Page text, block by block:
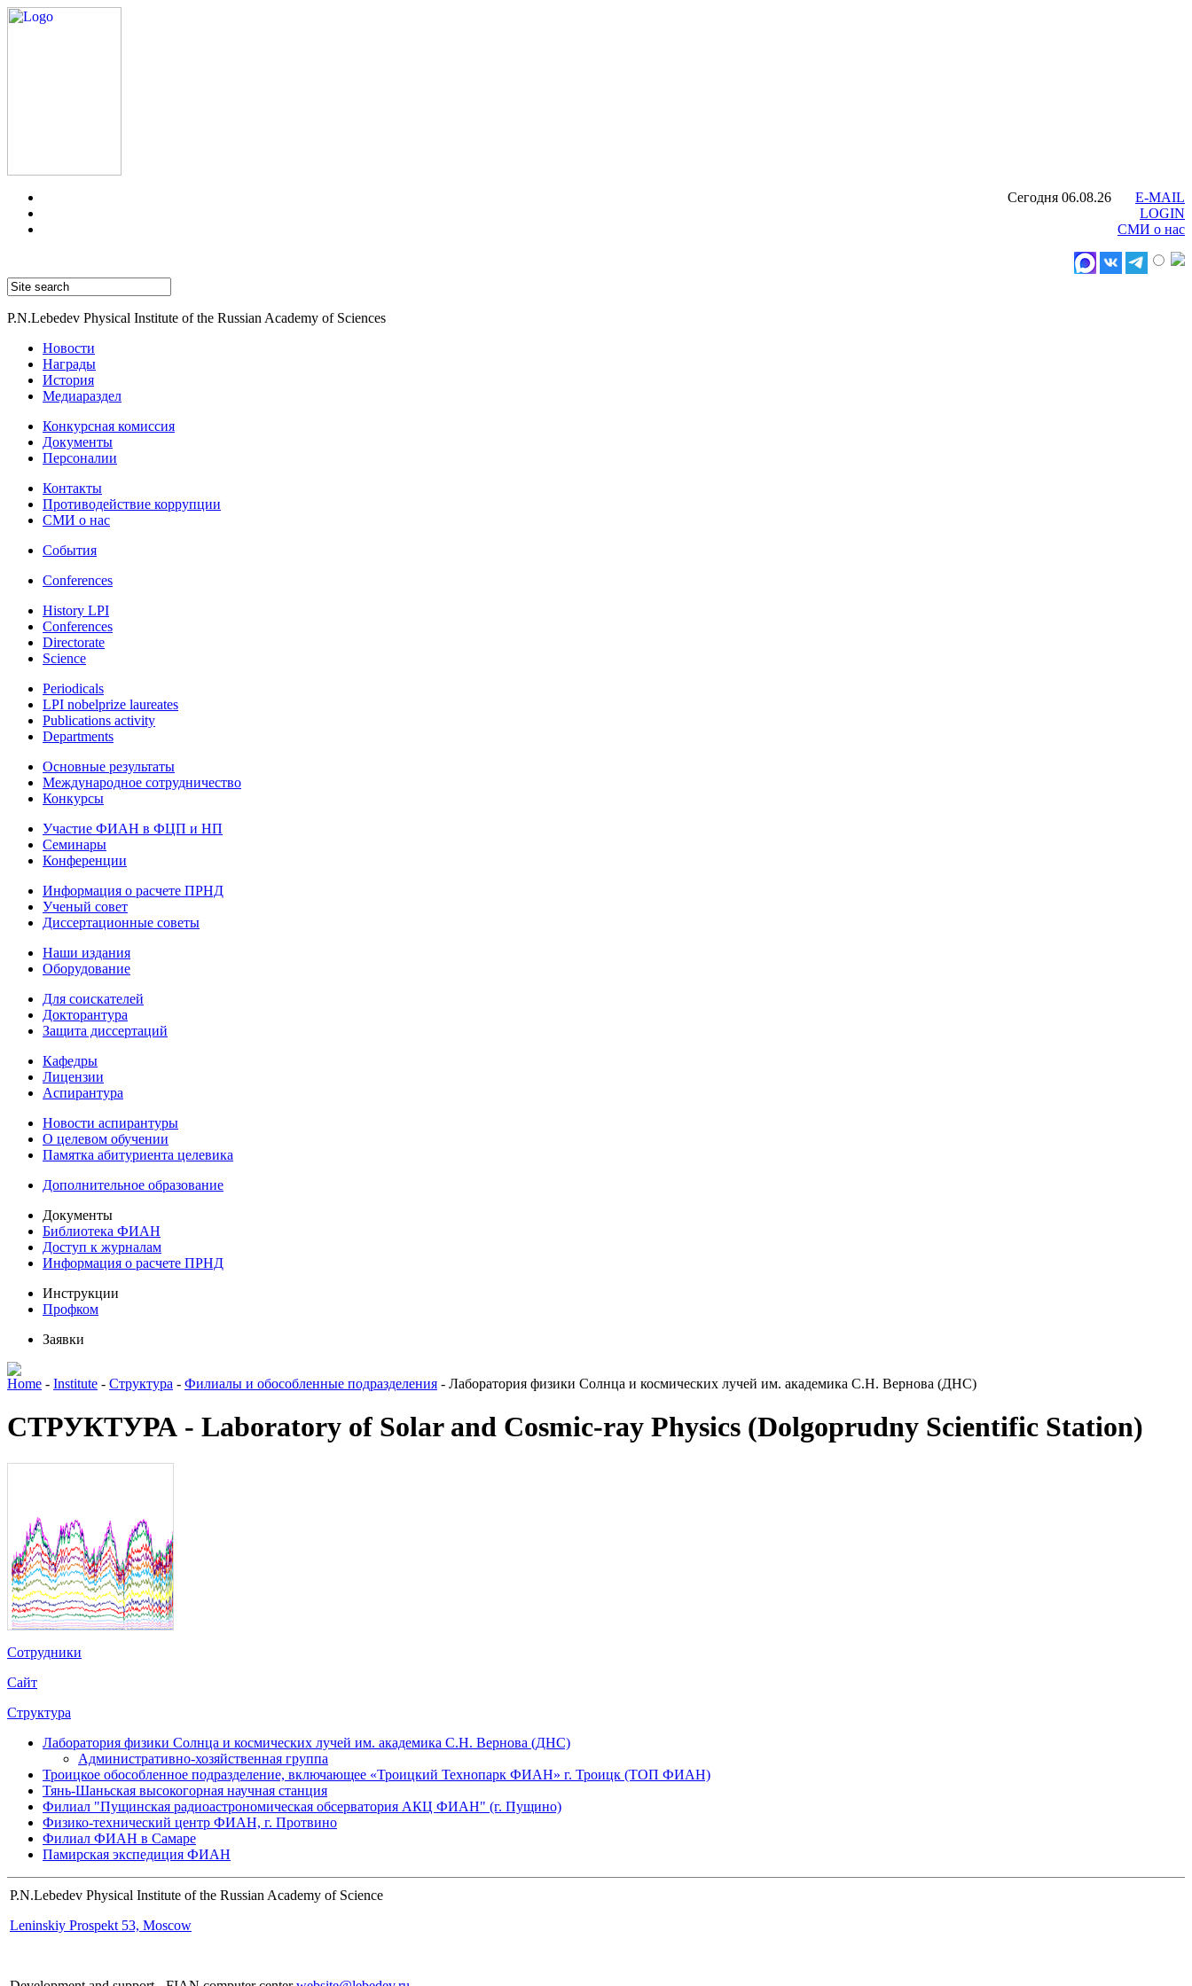
Сегодня 06.08.26
E-MAIL
LOGIN
СМИ о нас
P.N.Lebedev Physical Institute of the Russian Academy of Sciences
Новости
Награды
История
Медиараздел
Конкурсная комиссия
Документы
Персоналии
Контакты
Противодействие коррупции
СМИ о нас
События
Conferences
History LPI
Conferences
Directorate
Science
Periodicals
LPI nobelprize laureates
Publications activity
Departments
Основные результаты
Международное сотрудничество
Конкурсы
Участие ФИАН в ФЦП и НП
Семинары
Конференции
Информация о расчете ПРНД
Ученый совет
Диссертационные советы
Наши издания
Оборудование
Для соискателей
Докторантура
Защита диссертаций
Кафедры
Лицензии
Аспирантура
Новости аспирантуры
О целевом обучении
Памятка абитуриента целевика
Дополнительное образование
Документы
Библиотека ФИАН
Доступ к журналам
Информация о расчете ПРНД
Инструкции
Профком
Заявки
Home - Institute - Структура - Филиалы и обособленные подразделения - Лаборатория физики Солнца и космических лучей им. академика С.Н. Вернова (ДНС)
СТРУКТУРА - Laboratory of Solar and Cosmic-ray Physics (Dolgoprudny Scientific Station)
Сотрудники
Сайт
Структура
Лаборатория физики Солнца и космических лучей им. академика С.Н. Вернова (ДНС)
Административно-хозяйственная группа
Троицкое обособленное подразделение, включающее «Троицкий Технопарк ФИАН» г. Троицк (ТОП ФИАН)
Тянь-Шаньская высокогорная научная станция
Филиал "Пущинская радиоастрономическая обсерватория АКЦ ФИАН" (г. Пущино)
Физико-технический центр ФИАН, г. Протвино
Филиал ФИАН в Самаре
Памирская экспедиция ФИАН
P.N.Lebedev Physical Institute of the Russian Academy of Science
Leninskiy Prospekt 53, Moscow